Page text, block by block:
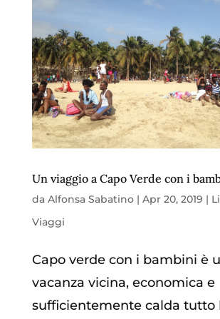
Un viaggio a Capo Verde con i
da Alfonsa Sabatino| Apr 20, 2019 |
Viaggi
Capo verde con i bambini è
vacanza vicina, economica e
sufficientemente calda tutto